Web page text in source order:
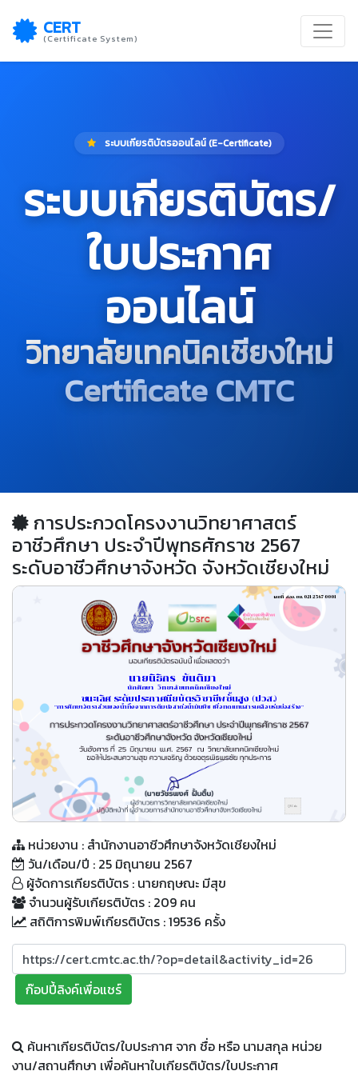
CERT
(Certificate System)
ระบบเกียรติบัตรออนไลน์ (E-Certificate)
ระบบเกียรติบัตร/
ใบประกาศ
ออนไลน์
วิทยาลัยเทคนิคเชียงใหม่
Certificate CMTC
การประกวดโครงงานวิทยาศาสตร์
อาชีวศึกษา ประจำปีพุทธศักราช 2567
ระดับอาชีวศึกษาจังหวัด จังหวัดเชียงใหม่
เลขที่ สอจ.ชม.021/2567-0001
นายนิธิกร  ขันติมา
นักศึกษา  วิทยาลัยเทคนิคเชียงใหม่
ชนะเลิศ ระดับประกาศนียบัตรวิชาชีพชั้นสูง (ปวส.)
"การศึกษาอัตราส่วนของน้ำทิ้งจากการต้มปอสาต่อน้ำมันพืช เพื่อทดแทนสารเคลือบร่มบ่อสร้าง"
QR Code
หน่วยงาน : สำนักงานอาชีวศึกษาจังหวัดเชียงใหม่
วัน/เดือน/ปี : 25 มิถุนายน 2567
ผู้จัดการเกียรติบัตร : นายกฤษณะ มีสุข
จำนวนผู้รับเกียรติบัตร : 209 คน
สถิติการพิมพ์เกียรติบัตร : 19536 ครั้ง
ก๊อปปี้ลิงค์เพื่อแชร์
ค้นหาเกียรติบัตร/ใบประกาศ จาก ชื่อ หรือ นามสกุล หน่วย
งาน/สถานศึกษา เพื่อค้นหาใบเกียรติบัตร/ใบประกาศ